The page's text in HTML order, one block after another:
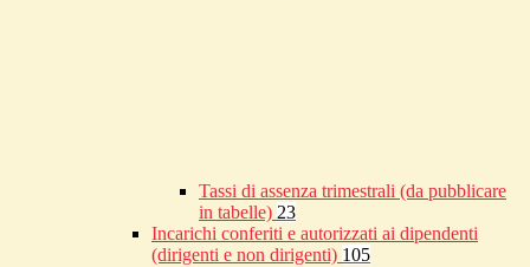
Tassi di assenza trimestrali (da pubblicare
in tabelle) 23
Incarichi conferiti e autorizzati ai dipendenti
(dirigenti e non dirigenti) 105